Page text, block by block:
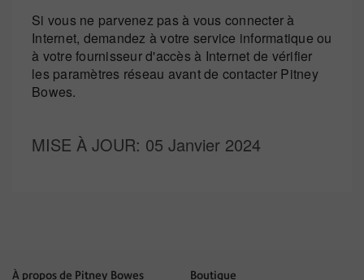
Si vous ne parvenez pas à vous connecter à
Internet, demandez à votre service informatique ou
à votre fournisseur d'accès à Internet de vérifier
les paramètres réseau avant de contacter Pitney
Bowes.
MISE À JOUR: 05 Janvier 2024
À propos de Pitney Bowes Boutique